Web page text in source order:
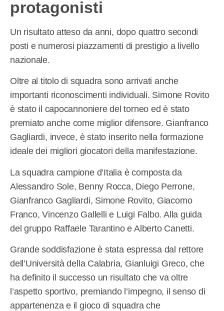
protagonisti
Un risultato atteso da anni, dopo quattro secondi
posti e numerosi piazzamenti di prestigio a livello
nazionale.
Oltre al titolo di squadra sono arrivati anche
importanti riconoscimenti individuali. Simone Rovito
è stato il capocannoniere del torneo ed è stato
premiato anche come miglior difensore. Gianfranco
Gagliardi, invece, è stato inserito nella formazione
ideale dei migliori giocatori della manifestazione.
La squadra campione d’Italia è composta da
Alessandro Sole, Benny Rocca, Diego Perrone,
Gianfranco Gagliardi, Simone Rovito, Giacomo
Franco, Vincenzo Gallelli e Luigi Falbo. Alla guida
del gruppo Raffaele Tarantino e Alberto Canetti.
Grande soddisfazione è stata espressa dal rettore
dell’Università della Calabria, Gianluigi Greco, che
ha definito il successo un risultato che va oltre
l’aspetto sportivo, premiando l’impegno, il senso di
appartenenza e il gioco di squadra che